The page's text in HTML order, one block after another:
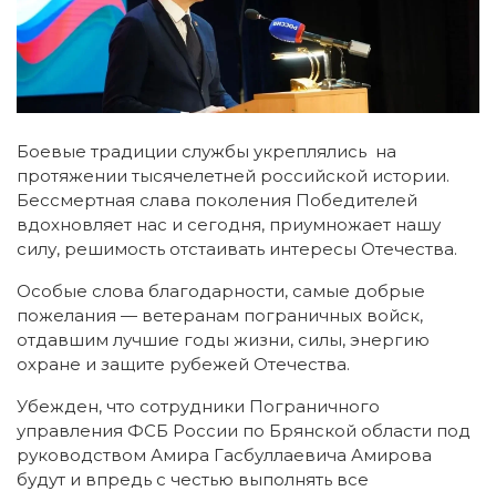
Боевые традиции службы укреплялись на
протяжении тысячелетней российской истории.
Бессмертная слава поколения Победителей
вдохновляет нас и сегодня, приумножает нашу
силу, решимость отстаивать интересы Отечества.
Особые слова благодарности, самые добрые
пожелания — ветеранам пограничных войск,
отдавшим лучшие годы жизни, силы, энергию
охране и защите рубежей Отечества.
Убежден, что сотрудники Пограничного
управления ФСБ России по Брянской области под
руководством Амира Гасбуллаевича Амирова
будут и впредь с честью выполнять все